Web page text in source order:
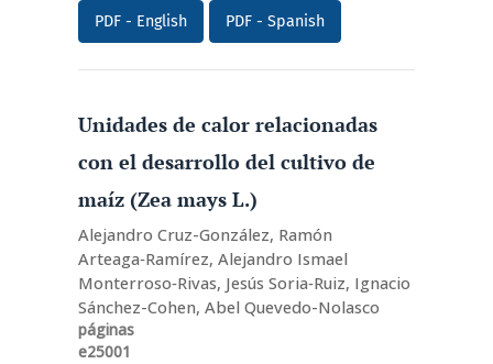
modalidad continua, con un único volumen
cargo de la Coordinación de Revistas
Institucionales (CORI) de la Universidad
PDF - English PDF - Spanish
Unidades de calor relacionadas
con el desarrollo del cultivo de
maíz (Zea mays L.)
Alejandro Cruz-González, Ramón
Arteaga‑Ramírez, Alejandro Ismael
Monterroso‑Rivas, Jesús Soria‑Ruiz, Ignacio
Sánchez-Cohen, Abel Quevedo-Nolasco
páginas
e25001